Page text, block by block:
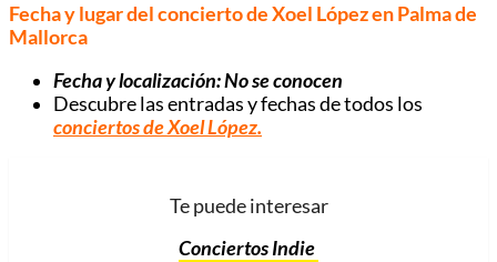
Fecha y lugar del concierto de Xoel López en Palma de
Mallorca
Fecha y localización: No se conocen
Descubre las entradas y fechas de todos los
conciertos de Xoel López.
Te puede interesar
Conciertos Indie